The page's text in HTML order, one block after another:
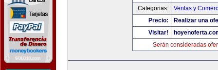
Categorias:
Ventas y
Precio:
Realizar una
Visitar!
Serán consideradas